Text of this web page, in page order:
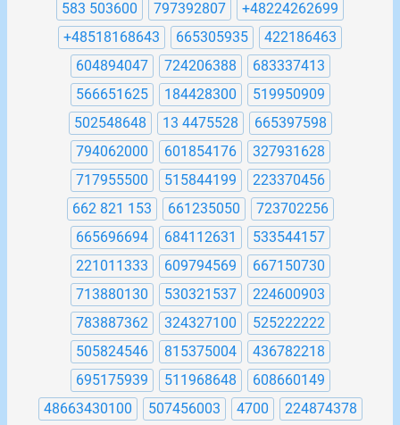
583 503600
797392807
+48224262699
+48518168643
665305935
422186463
604894047
724206388
683337413
566651625
184428300
519950909
502548648
13 4475528
665397598
794062000
601854176
327931628
717955500
515844199
223370456
662 821 153
661235050
723702256
665696694
684112631
533544157
221011333
609794569
667150730
713880130
530321537
224600903
783887362
324327100
525222222
505824546
815375004
436782218
695175939
511968648
608660149
48663430100
507456003 4700 224874378